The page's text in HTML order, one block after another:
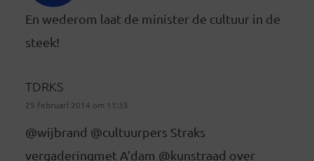
En wederom laat de minister de cultuur in de
steek!
TDRKS
25 februari 2014 om 11:35
@wijbrand @cultuurpers Straks
vergaderingmet A’dam @kunstraad over